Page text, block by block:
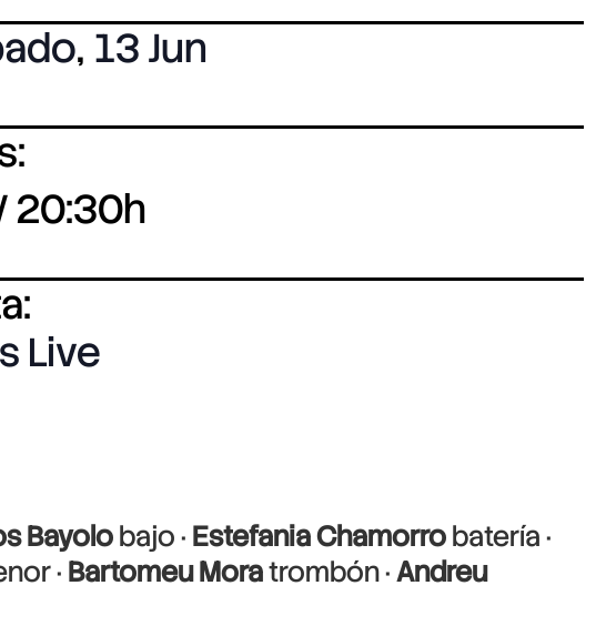
, 13 Jun
20:30h
Live
Bayolobajo · Estefania Chamorrobatería ·
· Bartomeu Moratrombón ·Andreu